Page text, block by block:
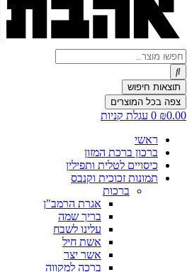
Search
...
תוצאות חיפוש
צפה בכל המוצרים
₪0.00
0 עגלת קניות
ראשי
ברכון ברכת המזון
כיסויים לטלית ותפילין
תמונות זכוכית וקנבס
ברכות
אגרת הרמב"ן
בריך שמה
עלינו לשבח
אשת חיל
אשר יצר
ברכה למקווה